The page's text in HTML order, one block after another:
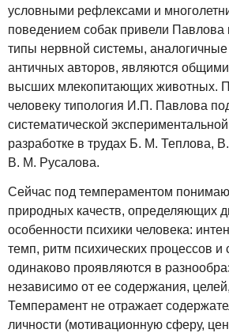
условными рефлексами и
поведением собак привели Павлова
типы нервной системы,
античных авторов, являются
высших млекопитающих животных.
человеку типология И.П. Павлова
систематической
разработке в трудах Б. М. Теплова,
В. М. Русалова.
Сейчас под темпераментом
природных качеств, определяющих
особенности психики человека:
темп, ритм психических процессов и
одинаково проявляются в
независимо от ее содержания,
Темперамент не отражает
личности (мотивационную сферу,